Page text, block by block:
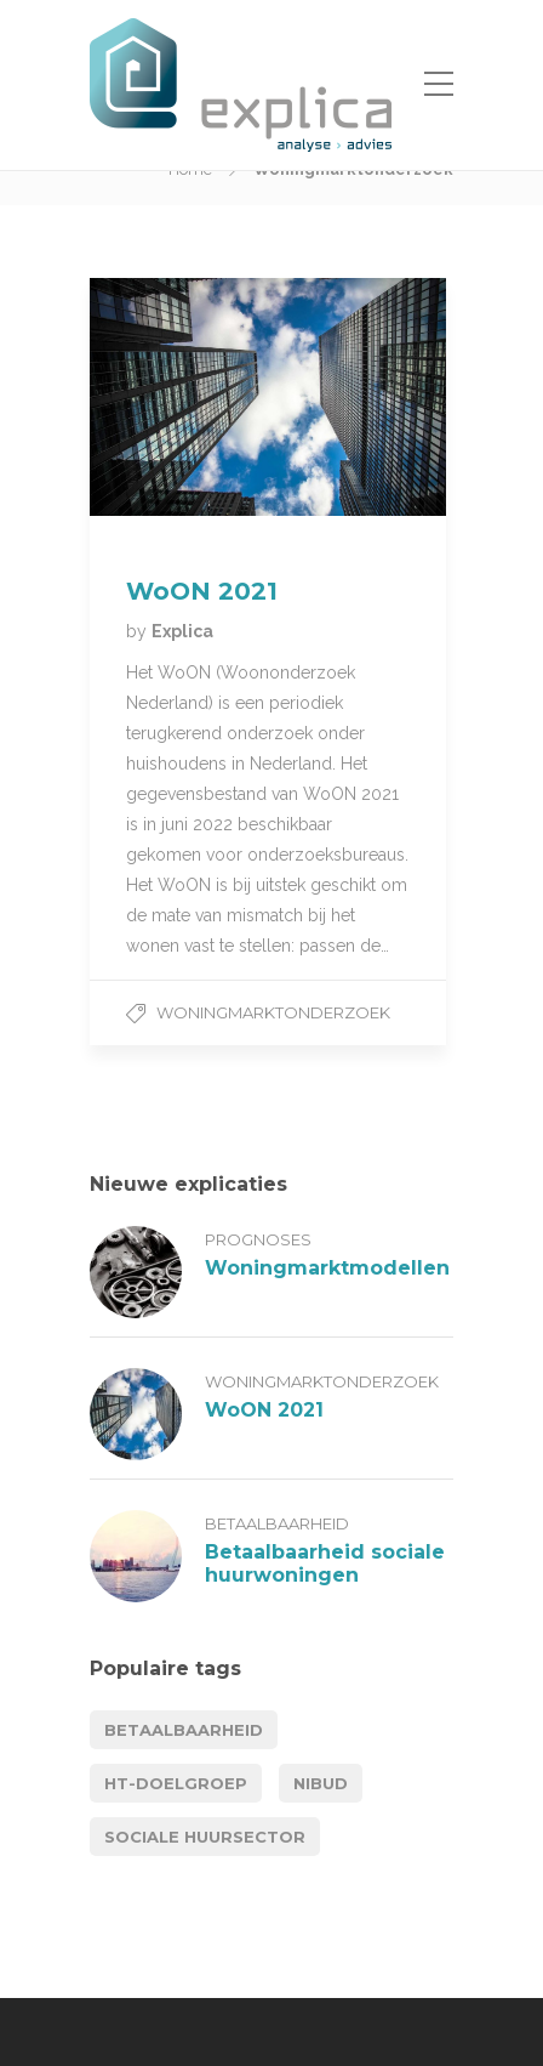
Categorie:
Woningmarktonderzoek
Home Woningmarktonderzoek
WoON 2021
by Explica
Het WoON (Woononderzoek
Nederland) is een periodiek
terugkerend onderzoek onder
huishoudens in Nederland. Het
gegevensbestand van WoON 2021
is in juni 2022 beschikbaar
gekomen voor onderzoeksbureaus.
Het WoON is bij uitstek geschikt om
de mate van mismatch bij het
wonen vast te stellen: passen de…
WONINGMARKTONDERZOEK
Nieuwe explicaties
PROGNOSES
Woningmarktmodellen
WONINGMARKTONDERZOEK
WoON 2021
BETAALBAARHEID
Betaalbaarheid sociale
huurwoningen
Populaire tags
BETAALBAARHEID
HT-DOELGROEP NIBUD
SOCIALE HUURSECTOR